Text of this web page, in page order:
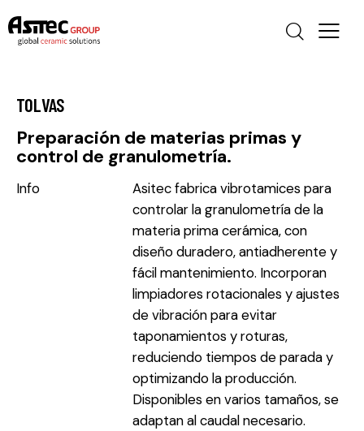
TOLVAS
Preparación de materias primas y
control de granulometría.
Info
Asitec fabrica vibrotamices para
controlar la granulometría de la
materia prima cerámica, con
diseño duradero, antiadherente y
fácil mantenimiento. Incorporan
limpiadores rotacionales y ajustes
de vibración para evitar
taponamientos y roturas,
reduciendo tiempos de parada y
optimizando la producción.
Disponibles en varios tamaños, se
adaptan al caudal necesario.